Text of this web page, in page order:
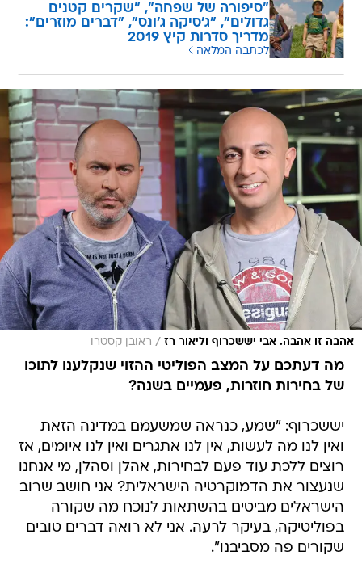
"סיפורה של שפחה", "שקרים קטנים
גדולים", "ג'סיקה ג'ונס", "דברים מוזרים":
מדריך סדרות קיץ 2019
לכתבה המלאה
אהבה זו אהבה. אבי יששכרוף וליאור רז / ראובן קסטרו
מה דעתכם על המצב הפוליטי ההזוי שנקלענו לתוכו
של בחירות חוזרות, פעמיים בשנה?
יששכרוף: "שמע, כנראה שמשעמם במדינה הזאת
ואין לנו מה לעשות, אין לנו אתגרים ואין לנו איומים, אז
רוצים ללכת עוד פעם לבחירות, אהלן וסהלן, מי אנחנו
שנעצור את הדמוקרטיה הישראלית? אני חושב שרוב
הישראלים מביטים בהשתאות לנוכח מה שקורה
בפוליטיקה, בעיקר לרעה. אני לא רואה דברים טובים
שקורים פה מסביבנו".